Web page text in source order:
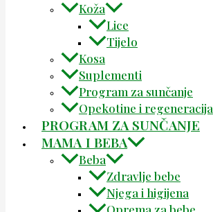
Koža
Lice
Tijelo
Kosa
Suplementi
Program za sunčanje
Opekotine i regeneracija
PROGRAM ZA SUNČANJE
MAMA I BEBA
Beba
Zdravlje bebe
Njega i higijena
Oprema za bebe